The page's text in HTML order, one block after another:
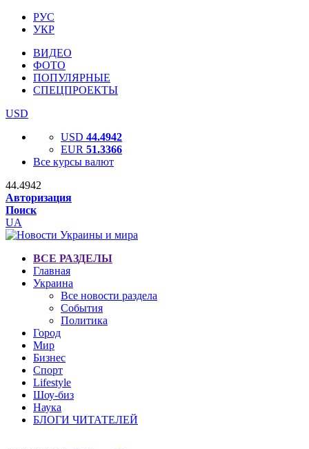
РУС
УКР
ВИДЕО
ФОТО
ПОПУЛЯРНЫЕ
СПЕЦПРОЕКТЫ
USD
USD 44.4942
EUR 51.3366
Все курсы валют
44.4942
Авторизация
Поиск
UA
ВСЕ РАЗДЕЛЫ
Главная
Украина
Все новости раздела
События
Политика
Город
Мир
Бизнес
Спорт
Lifestyle
Шоу-биз
Наука
БЛОГИ ЧИТАТЕЛЕЙ